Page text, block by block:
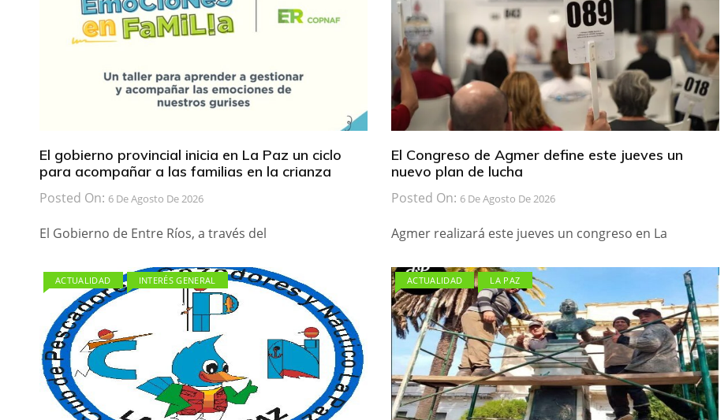
El gobierno provincial inicia en La Paz un ciclo
para acompañar a las familias en la crianza
Posted On: 6 De Agosto De 2026
El Gobierno de Entre Ríos, a través del
El Congreso de Agmer define este jueves un
nuevo plan de lucha
Posted On: 6 De Agosto De 2026
Agmer realizará este jueves un congreso en La
ACTUALIDAD INTERÉS GENERAL ACTUALIDAD LA PAZ